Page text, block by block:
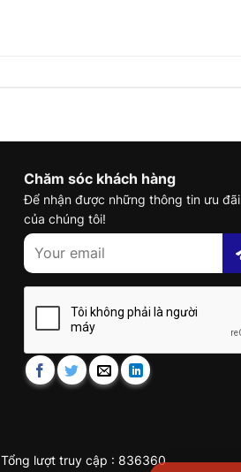
Chăm sóc khách hàng
Để nhận được những thông tin ưu đãi
của chúng tôi!
Tổng lượt truy cập : 836360